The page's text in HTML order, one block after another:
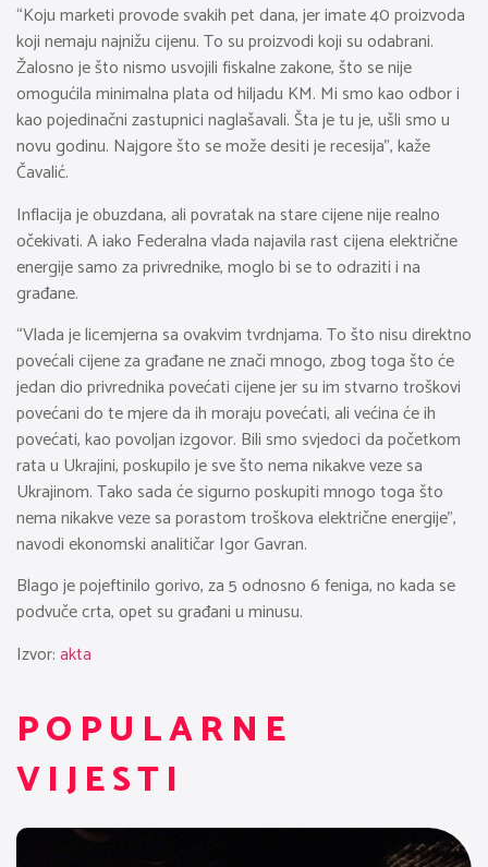
“Koju marketi provode svakih pet dana, jer imate 40 proizvoda
koji nemaju najnižu cijenu. To su proizvodi koji su odabrani.
Žalosno je što nismo usvojili fiskalne zakone, što se nije
omogućila minimalna plata od hiljadu KM. Mi smo kao odbor i
kao pojedinačni zastupnici naglašavali. Šta je tu je, ušli smo u
novu godinu. Najgore što se može desiti je recesija”, kaže
Čavalić.
Inflacija je obuzdana, ali povratak na stare cijene nije realno
očekivati. A iako Federalna vlada najavila rast cijena električne
energije samo za privrednike, moglo bi se to odraziti i na
građane.
“Vlada je licemjerna sa ovakvim tvrdnjama. To što nisu direktno
povećali cijene za građane ne znači mnogo, zbog toga što će
jedan dio privrednika povećati cijene jer su im stvarno troškovi
povećani do te mjere da ih moraju povećati, ali većina će ih
povećati, kao povoljan izgovor. Bili smo svjedoci da početkom
rata u Ukrajini, poskupilo je sve što nema nikakve veze sa
Ukrajinom. Tako sada će sigurno poskupiti mnogo toga što
nema nikakve veze sa porastom troškova električne energije”,
navodi ekonomski analitičar Igor Gavran.
Blago je pojeftinilo gorivo, za 5 odnosno 6 feniga, no kada se
podvuče crta, opet su građani u minusu.
Izvor:akta
POPULARNE
VIJESTI